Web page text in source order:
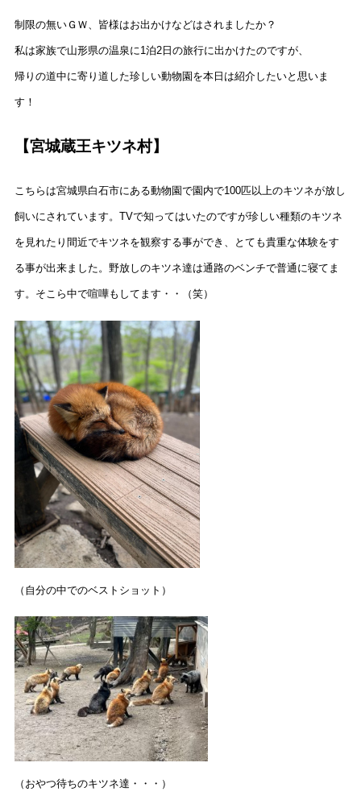
制限の無いＧＷ、皆様はお出かけなどはされましたか？
私は家族で山形県の温泉に1泊2日の旅行に出かけたのですが、
帰りの道中に寄り道した珍しい動物園を本日は紹介したいと思いま
す！
【宮城蔵王キツネ村】
こちらは宮城県白石市にある動物園で園内で100匹以上のキツネが放し
飼いにされています。TVで知ってはいたのですが珍しい種類のキツネ
を見れたり間近でキツネを観察する事ができ、とても貴重な体験をす
る事が出来ました。野放しのキツネ達は通路のベンチで普通に寝てま
す。そこら中で喧嘩もしてます・・（笑）
（自分の中でのベストショット）
（おやつ待ちのキツネ達・・・）